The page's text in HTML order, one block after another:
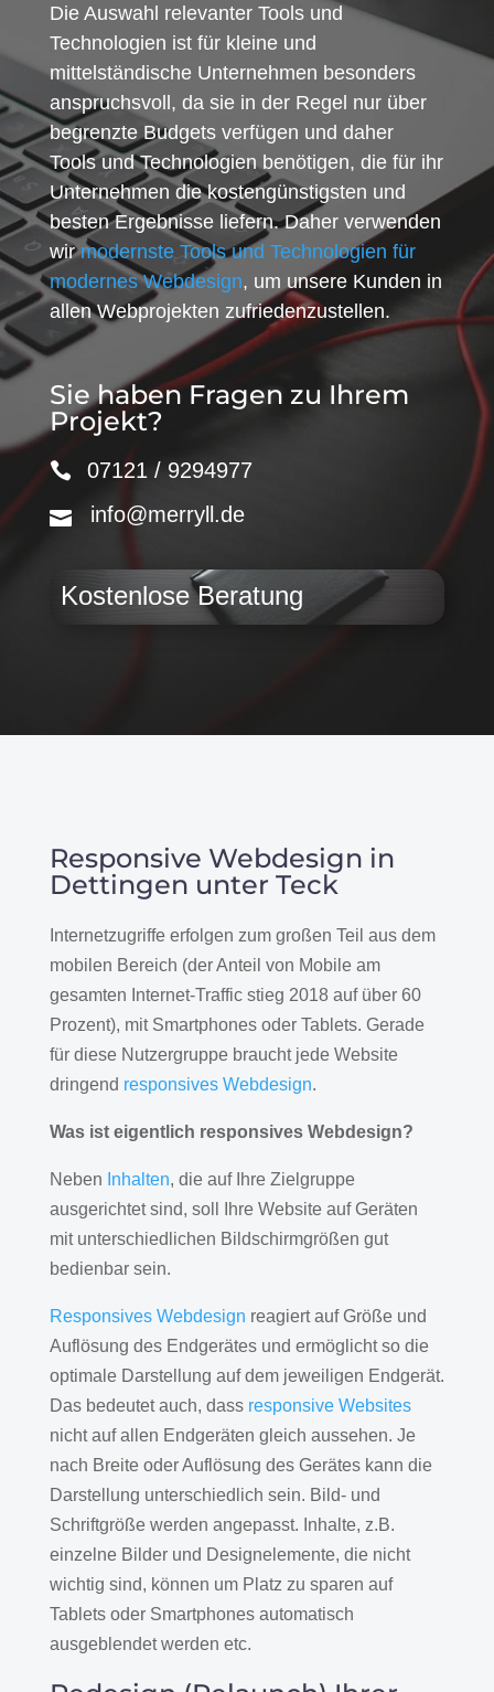
Die Auswahl relevanter Tools und
Technologien ist für kleine und
mittelständische Unternehmen besonders
anspruchsvoll, da sie in der Regel nur über
begrenzte Budgets verfügen und daher
Tools und Technologien benötigen, die für ihr
Unternehmen die kostengünstigsten und
besten Ergebnisse liefern. Daher verwenden
wirmodernste Tools und Technologien für
modernes Webdesign, um unsere Kunden in
allen Webprojekten zufriedenzustellen.
Sie haben Fragen zu Ihrem
Projekt?
07121 / 9294977
info@merryll.de
Kostenlose Beratung
Responsive Webdesign in
Dettingen unter Teck
Internetzugriffe erfolgen zum großen Teil aus dem
mobilen Bereich (der Anteil von Mobile am
gesamten Internet-Traffic stieg 2018 auf über 60
Prozent), mit Smartphones oder Tablets. Gerade
für diese Nutzergruppe braucht jede Website
dringend responsives Webdesign.
Was ist eigentlich responsives Webdesign?
Neben Inhalten, die auf Ihre Zielgruppe
ausgerichtet sind, soll Ihre Website auf Geräten
mit unterschiedlichen Bildschirmgrößen gut
bedienbar sein.
Responsives Webdesign reagiert auf Größe und
Auflösung des Endgerätes und ermöglicht so die
optimale Darstellung auf dem jeweiligen Endgerät.
Das bedeutet auch, dass responsive Websites
nicht auf allen Endgeräten gleich aussehen. Je
nach Breite oder Auflösung des Gerätes kann die
Darstellung unterschiedlich sein. Bild- und
Schriftgröße werden angepasst. Inhalte, z.B.
einzelne Bilder und Designelemente, die nicht
wichtig sind, können um Platz zu sparen auf
Tablets oder Smartphones automatisch
ausgeblendet werden etc.